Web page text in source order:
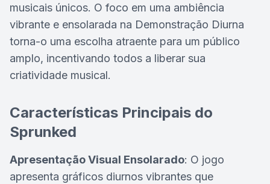
musicais únicos. O foco em uma ambiência
vibrante e ensolarada na Demonstração Diurna
torna-o uma escolha atraente para um público
amplo, incentivando todos a liberar sua
criatividade musical.
Características Principais do
Sprunked
Apresentação Visual Ensolarado: O jogo
apresenta gráficos diurnos vibrantes que